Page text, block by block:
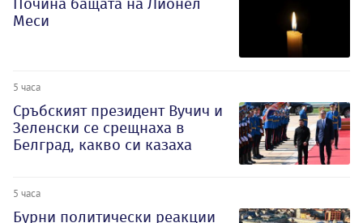
Меси
5 часа
Сръбският президент Вучич и
Зеленски се срещнаха в
Белград, какво си казаха
5 часа
Бурни политически реакции